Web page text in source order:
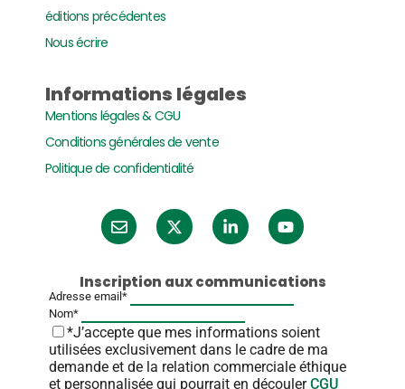
éditions précédentes
Nous écrire
Informations légales
Mentions légales & CGU
Conditions générales de vente
Politique de confidentialité
Inscription aux communications
Adresse email*
Nom*
*J’accepte que mes informations soient
utilisées exclusivement dans le cadre de ma
demande et de la relation commerciale éthique
et personnalisée qui pourrait en découlerCGU